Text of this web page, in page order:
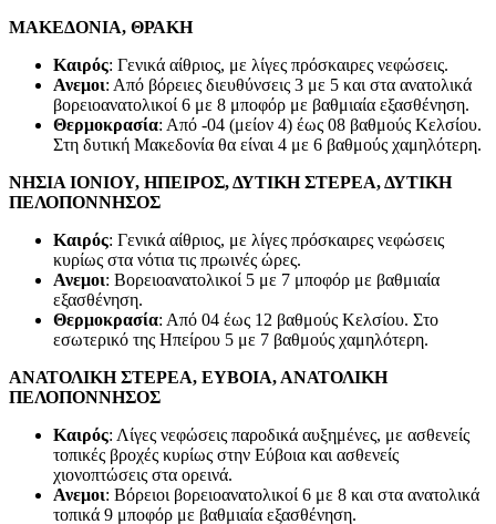
ΜΑΚΕΔΟΝΙΑ, ΘΡΑΚΗ
Καιρός: Γενικά αίθριος, με λίγες πρόσκαιρες νεφώσεις.
Ανεμοι: Από βόρειες διευθύνσεις 3 με 5 και στα ανατολικά
βορειοανατολικοί 6 με 8 μποφόρ με βαθμιαία εξασθένηση.
Θερμοκρασία: Από -04 (μείον 4) έως 08 βαθμούς Κελσίου.
Στη δυτική Μακεδονία θα είναι 4 με 6 βαθμούς χαμηλότερη.
ΝΗΣΙΑ ΙΟΝΙΟΥ, ΗΠΕΙΡΟΣ, ΔΥΤΙΚΗ ΣΤΕΡΕΑ, ΔΥΤΙΚΗ
ΠΕΛΟΠΟΝΝΗΣΟΣ
Καιρός: Γενικά αίθριος, με λίγες πρόσκαιρες νεφώσεις
κυρίως στα νότια τις πρωινές ώρες.
Ανεμοι: Βορειοανατολικοί 5 με 7 μποφόρ με βαθμιαία
εξασθένηση.
Θερμοκρασία: Από 04 έως 12 βαθμούς Κελσίου. Στο
εσωτερικό της Ηπείρου 5 με 7 βαθμούς χαμηλότερη.
ΑΝΑΤΟΛΙΚΗ ΣΤΕΡΕΑ, ΕΥΒΟΙΑ, ΑΝΑΤΟΛΙΚΗ
ΠΕΛΟΠΟΝΝΗΣΟΣ
Καιρός: Λίγες νεφώσεις παροδικά αυξημένες, με ασθενείς
τοπικές βροχές κυρίως στην Εύβοια και ασθενείς
χιονοπτώσεις στα ορεινά.
Ανεμοι: Βόρειοι βορειοανατολικοί 6 με 8 και στα ανατολικά
τοπικά 9 μποφόρ με βαθμιαία εξασθένηση.